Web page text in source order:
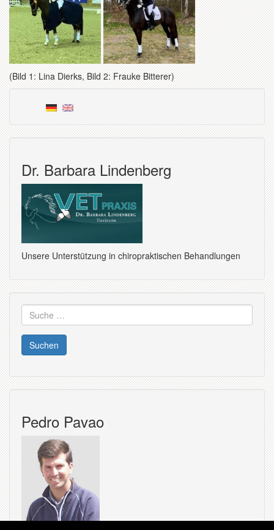
(Bild 1: Lina Dierks, Bild 2: Frauke Bitterer)
Dr. Barbara Lindenberg
Unsere Unterstützung in chiropraktischen Behandlungen
Suche
nach:
Pedro Pavao